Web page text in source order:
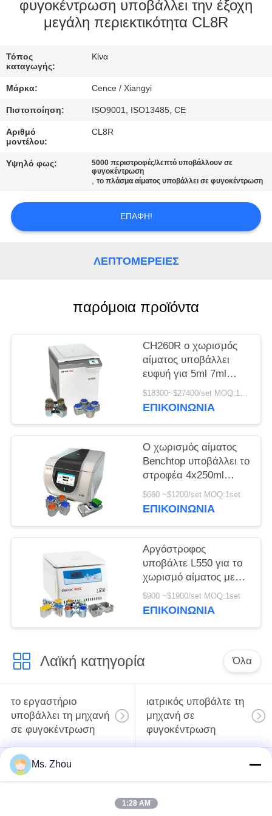
ΈΛΕΓΧΟΣ
ΠΟΙΌΤΗΤΑΣ
ΕΠΙΚΟΙΝΩΝΉΣΤΕ
ΜΑΖΊ
ΜΑΣ
ΕΙΔΉΣΕΙΣ
ΥΠΟΘΈΣΕΙΣ
VR
φυγοκέντρωση υποβάλλει την έξοχη
μεγάλη περιεκτικότητα CL8R
Τόπος
καταγωγής:
Κίνα
Μάρκα: Cence / Xiangyi
Πιστοποίηση: ISO9001, ISO13485, CE
Αριθμό
μοντέλου:
CL8R
Υψηλό φως:
5000 περιστροφές/λεπτό υποβάλλουν σε
φυγοκέντρωση
,το πλάσμα αίματος υποβάλλει σε φυγοκέντρωση
ΕΠΑΦΉ!
ΛΕΠΤΟΜΈΡΕΙΕΣ
παρόμοια προϊόντα
CH260R ο χωρισμός
αίματος υποβάλλει
ευφυή για 5ml 7ml
Vacutainers σε
φυγοκέντρωση
$18300~$27400/set MOQ:1set
ΕΠΙΚΟΙΝΩΝΊΑ
Ο χωρισμός αίματος
Benchtop υποβάλλει το
στροφέα 4x250ml
100ml ταλάντευσης για
τη βιομηχανική σε
$660 ~$1200/set MOQ:1set
ΕΠΙΚΟΙΝΩΝΊΑ
Αργόστροφος
υποβάλτε L550 για το
χωρισμό αίματος με
τους στροφείς
ταλάντευσης σε
$900 ~$1900/set MOQ:1set
ΕΠΙΚΟΙΝΩΝΊΑ
Λαϊκή κατηγορία Όλα
το εργαστήριο
υποβάλλει τη μηχανή
σε φυγοκέντρωση
ιατρικός υποβάλτε τη
μηχανή σε
φυγοκέντρωση
PRP PRF υποβάλλει
υποβάλτε τη μηχανή
Ms. Zhou
1:28 AM